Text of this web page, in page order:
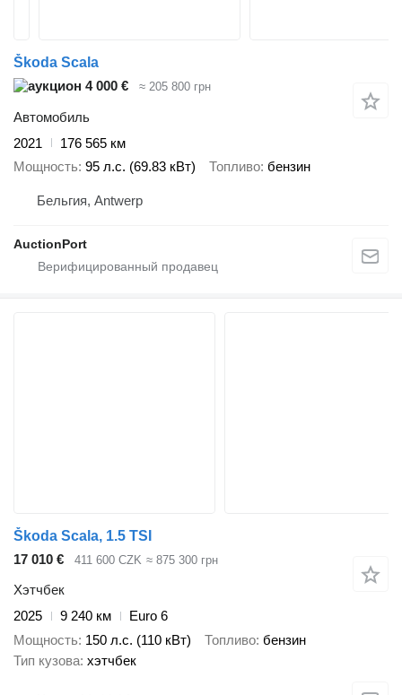
Škoda Scala
4 000 €
≈ 205 800 грн
Автомобиль
2021
176 565 км
Мощность 95 л.с. (69.83 кВт) Топливо бензин
Бельгия, Antwerp
AuctionPort
Škoda Scala, 1.5 TSI
17 010 €
411 600 CZK ≈ 875 300 грн
Хэтчбек
2025
9 240 км
Euro 6
Мощность 150 л.с. (110 кВт) Топливо бензин
Тип кузова хэтчбек